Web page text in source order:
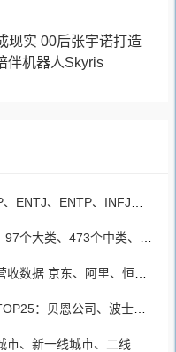
现实 00后张宇诺打造
伴机器人Skyris
、ISFJ、ESTJ、ESFJ、ISTP、ISFP、ESTP、ESFP
、473个中类、1382个小类
东、阿里、恒力集团居前三名
司、波士顿咨询、麦肯锡公司等
市、三线城市、四线城市、五线城市名单